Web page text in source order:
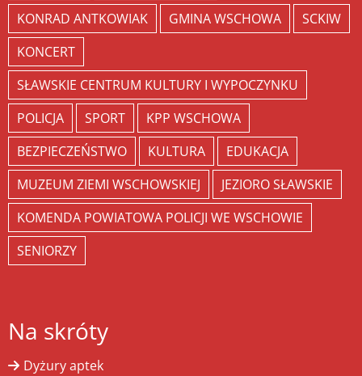
KONRAD ANTKOWIAK
GMINA WSCHOWA
SCKIW
KONCERT
SŁAWSKIE CENTRUM KULTURY I WYPOCZYNKU
POLICJA
SPORT
KPP WSCHOWA
BEZPIECZEŃSTWO
KULTURA
EDUKACJA
MUZEUM ZIEMI WSCHOWSKIEJ
JEZIORO SŁAWSKIE
KOMENDA POWIATOWA POLICJI WE WSCHOWIE
SENIORZY
Na skróty
Dyżury aptek